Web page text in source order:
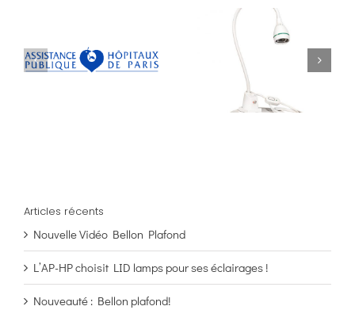
Articles récents
Nouvelle Vidéo Bellon Plafond
L’AP-HP choisit LID lamps pour ses éclairages !
Nouveauté : Bellon plafond!